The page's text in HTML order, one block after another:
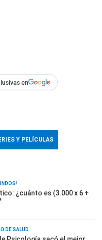
en
Y PELÍCULAS
¿cuánto es (3.000 x 6 +
DE SALUD